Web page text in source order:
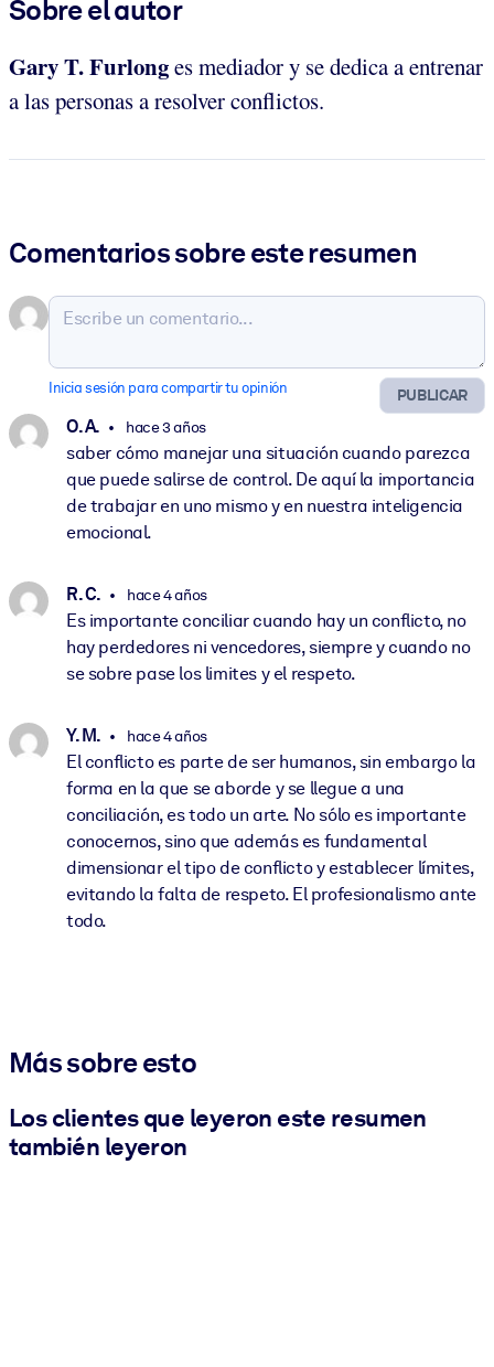
Sobre el autor
Gary T. Furlonges mediador y se dedica a entrenar
a las personas a resolver conflictos.
Comentarios sobre este resumen
PUBLICAR
Inicia sesión para compartir tu opinión
O. A. hace 3 años
saber cómo manejar una situación cuando parezca
que puede salirse de control. De aquí la importancia
de trabajar en uno mismo y en nuestra inteligencia
emocional.
R. C. hace 4 años
Es importante conciliar cuando hay un conflicto, no
hay perdedores ni vencedores, siempre y cuando no
se sobre pase los limites y el respeto.
Y. M. hace 4 años
El conflicto es parte de ser humanos, sin embargo la
forma en la que se aborde y se llegue a una
conciliación, es todo un arte. No sólo es importante
conocernos, sino que además es fundamental
dimensionar el tipo de conflicto y establecer límites,
evitando la falta de respeto. El profesionalismo ante
todo.
Más sobre esto
Los clientes que leyeron este resumen
también leyeron